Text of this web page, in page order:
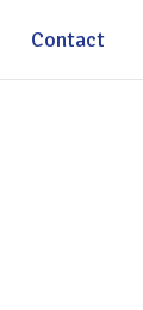
Contact